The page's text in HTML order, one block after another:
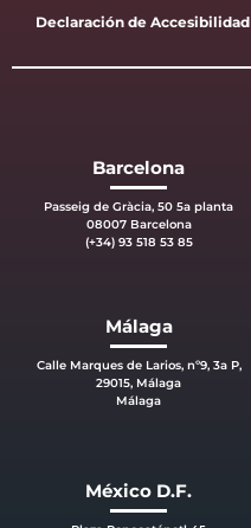
Declaración de Accesibilidad
Barcelona
Passeig de Gràcia, 50 5a planta
08007 Barcelona
(+34) 93 518 53 85
Málaga
Calle Marques de Larios, nº9, 3a P,
29015, Málaga
Málaga
México D.F.